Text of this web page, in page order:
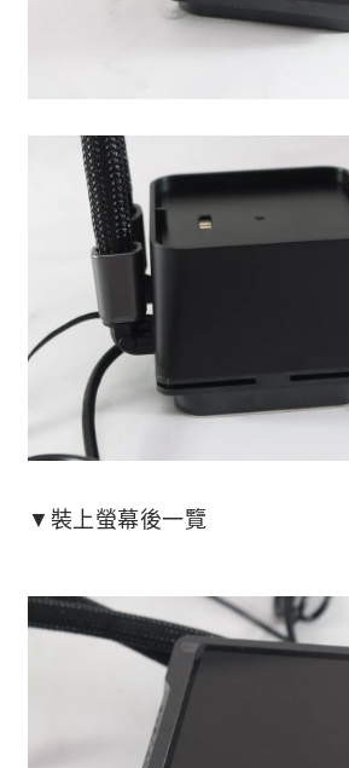
▼裝上螢幕後一覽